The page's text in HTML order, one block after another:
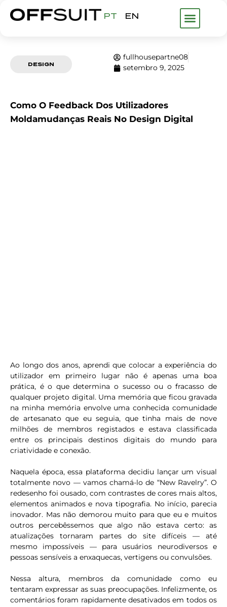
PT EN
DESIGN
fullhousepartne08
setembro 9, 2025
Como O Feedback Dos Utilizadores
Moldamudanças Reais No Design Digital
Ao longo dos anos, aprendi que colocar a experiência do
utilizador em primeiro lugar não é apenas uma boa
prática, é o que determina o sucesso ou o fracasso de
qualquer projeto digital. Uma memória que ficou gravada
na minha memória envolve uma conhecida comunidade
de artesanato que eu seguia, que tinha mais de nove
milhões de membros registados e estava classificada
entre os principais destinos digitais do mundo para
criatividade e conexão.
Naquela época, essa plataforma decidiu lançar um visual
totalmente novo — vamos chamá-lo de “New Ravelry”. O
redesenho foi ousado, com contrastes de cores mais altos,
elementos animados e nova tipografia. No início, parecia
inovador. Mas não demorou muito para que eu e muitos
outros percebêssemos que algo não estava certo: as
atualizações tornaram partes do site difíceis — até
mesmo impossíveis — para usuários neurodiversos e
pessoas sensíveis a enxaquecas, vertigens ou convulsões.
Nessa altura, membros da comunidade como eu
tentaram expressar as suas preocupações. Infelizmente, os
comentários foram rapidamente desativados em todos os